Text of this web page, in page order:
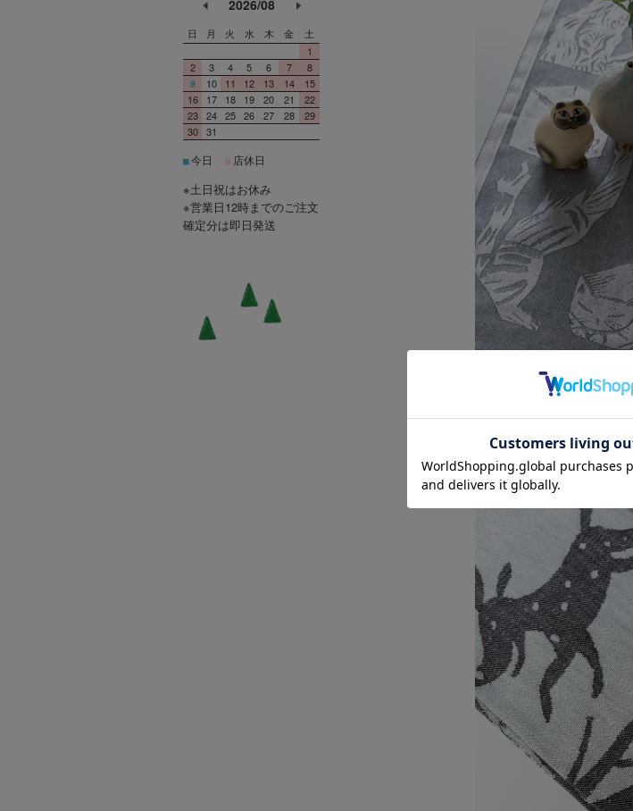
2026/08
日 月 火 水 木 金
土
1
2
3 4 5 6 7 8
9 10 11 12 13 14
15
16
17 18 19 20 21
22
23 24 25 26 27 28
29
30 31
■今日 店休日
※土日祝はお休み
※営業日12時までのご注文
確定分は即日発送